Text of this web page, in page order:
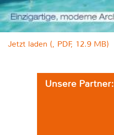
Jetzt laden (, PDF, 12.9 MB)
Unsere Partner: